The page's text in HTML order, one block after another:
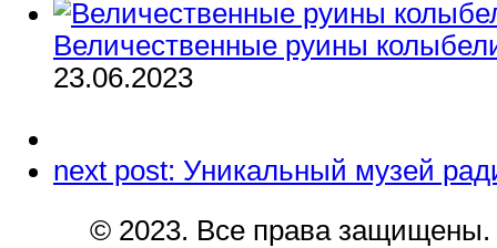
Величественные руины
23.06.2023
next post: Уникальный музей
© 2023. Все права защищены.